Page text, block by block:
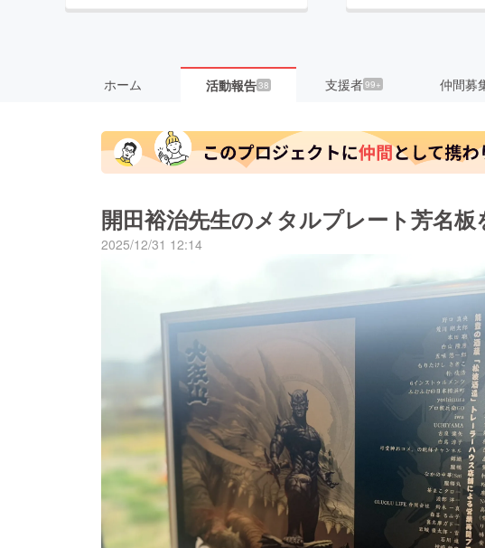
ホーム 活動報告38 支援者99+ 仲間募
開田裕治先生のメタルプレート芳名
2025/12/31 12:14